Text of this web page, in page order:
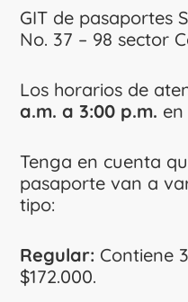
GIT de pasaportes
No. 37 – 98 sector
Los horarios de
a.m. a 3:00 p.m.
Tenga en cuenta
pasaporte van a
tipo:
Regular: Contiene
$172.000.